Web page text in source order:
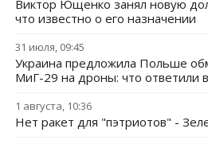
Виктор Ющенко занял новую
что известно о его назначении
31 июля, 09:45
Украина предложила Польше
МиГ-29 на дроны: что ответили
1 августа, 10:36
Нет ракет для "пэтриотов" -